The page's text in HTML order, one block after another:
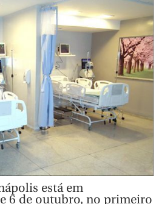
está em
6 de outubro, no primeiro